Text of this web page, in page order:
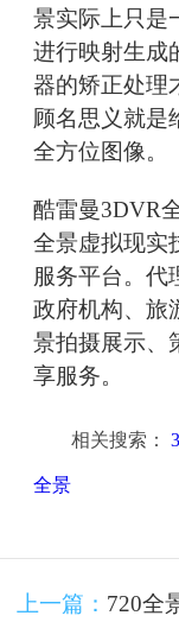
景实际上只是
进行映射生成
器的矫正处理
顾名思义就是
全方位图像。
酷雷曼3DVR
全景虚拟现实
服务平台。代
政府机构、旅
景拍摄展示、
享服务。
相关搜索：
全景
上一篇： 720全